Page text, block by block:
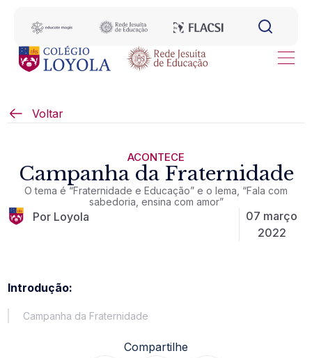
Voltar
ACONTECE
Campanha da Fraternidade
O tema é “Fraternidade e Educação” e o lema, “Fala com
sabedoria, ensina com amor”
Por Loyola
07 março
2022
Introdução:
Campanha da Fraternidade
Compartilhe